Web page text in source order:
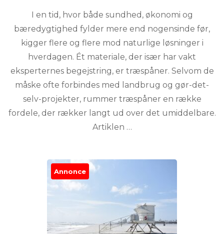
I en tid, hvor både sundhed, økonomi og
bæredygtighed fylder mere end nogensinde før,
kigger flere og flere mod naturlige løsninger i
hverdagen. Ét materiale, der især har vakt
eksperternes begejstring, er træspåner. Selvom de
måske ofte forbindes med landbrug og gør-det-
selv-projekter, rummer træspåner en række
fordele, der rækker langt ud over det umiddelbare.
Artiklen …
Annonce